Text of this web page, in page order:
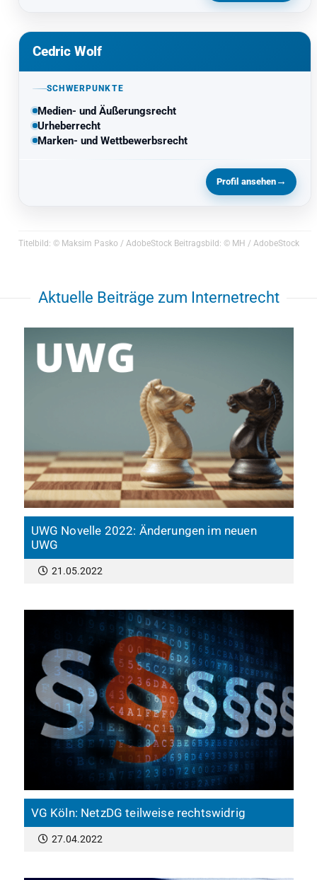
Cedric Wolf
SCHWERPUNKTE
Medien- und Äußerungsrecht
Urheberrecht
Marken- und Wettbewerbsrecht
Profil ansehen→
Titelbild: © Maksim Pasko / AdobeStock Beitragsbild: © MH / AdobeStock
Aktuelle Beiträge zum Internetrecht
UWG Novelle 2022: Änderungen im neuen
UWG
21.05.2022
VG Köln: NetzDG teilweise rechtswidrig
27.04.2022